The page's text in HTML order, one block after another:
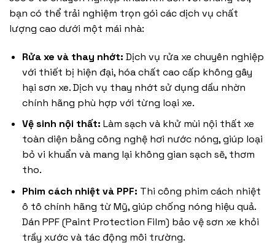
bạn có thể trải nghiệm trọn gói các dịch vụ chất
lượng cao dưới một mái nhà:
Rửa xe và thay nhớt: Dịch vụ rửa xe chuyên nghiệp
với thiết bị hiện đại, hóa chất cao cấp không gây
hại sơn xe. Dịch vụ thay nhớt sử dụng dầu nhờn
chính hãng phù hợp với từng loại xe.
Vệ sinh nội thất: Làm sạch và khử mùi nội thất xe
toàn diện bằng công nghệ hơi nước nóng, giúp loại
bỏ vi khuẩn và mang lại không gian sạch sẽ, thơm
tho.
Phim cách nhiệt và PPF: Thi công phim cách nhiệt
ô tô chính hãng từ Mỹ, giúp chống nóng hiệu quả.
Dán PPF (Paint Protection Film) bảo vệ sơn xe khỏi
trầy xước và tác động môi trường.